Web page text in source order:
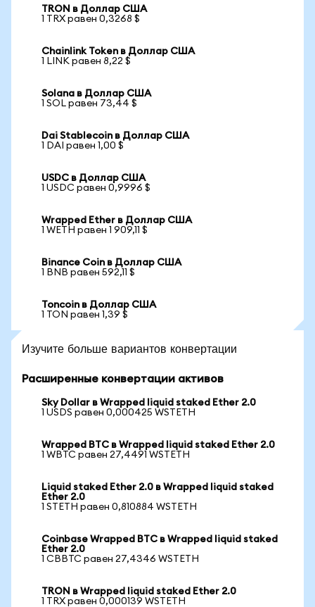
TRON в Доллар США
1 TRX равен 0,3268 $
Chainlink Token в Доллар США
1 LINK равен 8,22 $
Solana в Доллар США
1 SOL равен 73,44 $
Dai Stablecoin в Доллар США
1 DAI равен 1,00 $
USDC в Доллар США
1 USDC равен 0,9996 $
Wrapped Ether в Доллар США
1 WETH равен 1 909,11 $
Binance Coin в Доллар США
1 BNB равен 592,11 $
Toncoin в Доллар США
1 TON равен 1,39 $
Изучите больше вариантов конвертации
Расширенные конвертации активов
Sky Dollar в Wrapped liquid staked Ether 2.0
1 USDS равен 0,000425 WSTETH
Wrapped BTC в Wrapped liquid staked Ether 2.0
1 WBTC равен 27,4491 WSTETH
Liquid staked Ether 2.0 в Wrapped liquid staked
Ether 2.0
1 STETH равен 0,810884 WSTETH
Coinbase Wrapped BTC в Wrapped liquid staked
Ether 2.0
1 CBBTC равен 27,4346 WSTETH
TRON в Wrapped liquid staked Ether 2.0
1 TRX равен 0,000139 WSTETH